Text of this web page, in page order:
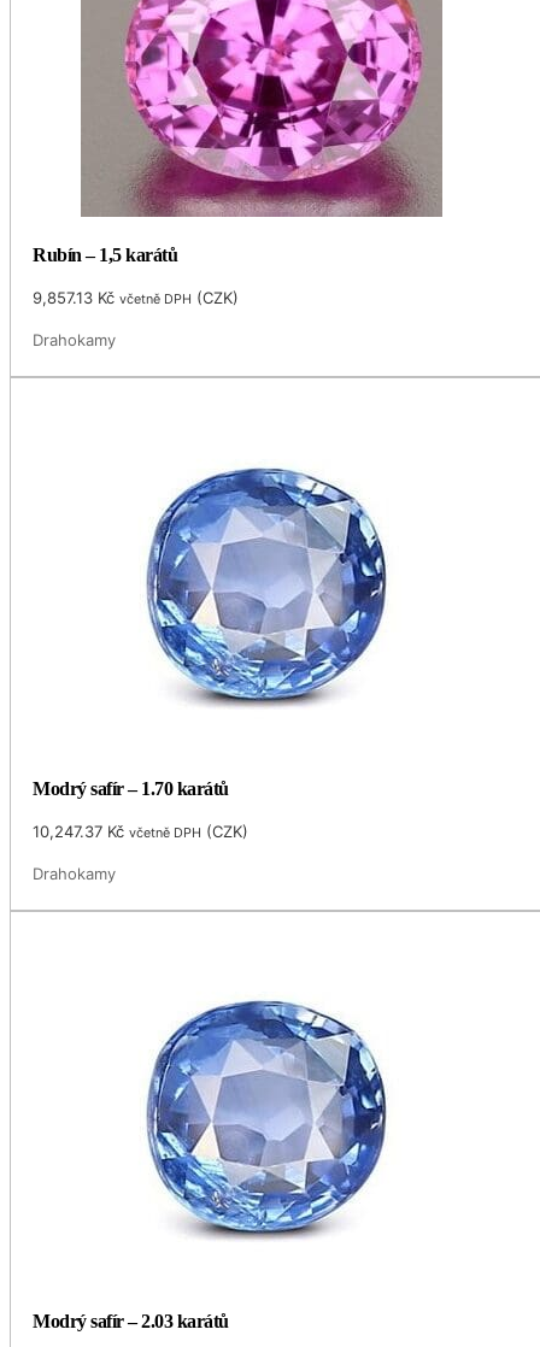
Rubín – 1,5 karátů
9,857.13 Kč včetně DPH (CZK)
Drahokamy
Modrý safír – 1.70 karátů
10,247.37 Kč včetně DPH (CZK)
Drahokamy
Modrý safír – 2.03 karátů